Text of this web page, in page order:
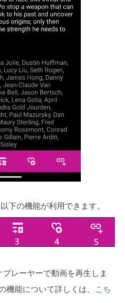
下の機能が利用できます。
レーヤーで動画を再生しま
機能について詳しくは、
こち